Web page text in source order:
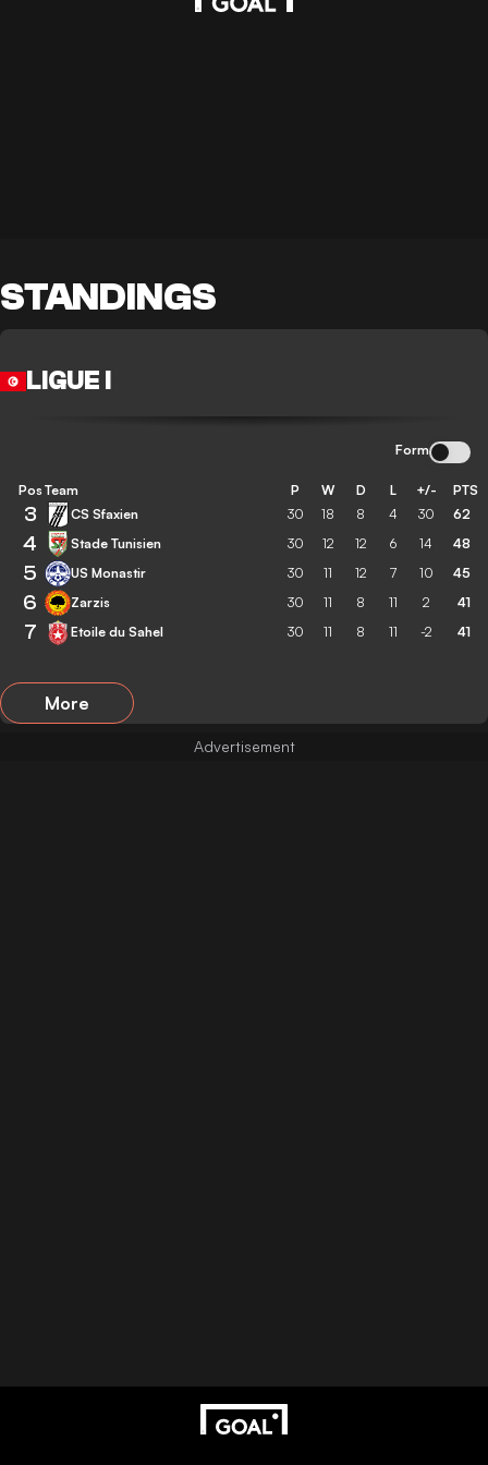
STANDINGS
LIGUE I
Form
Pos Team P W D L +/- PTS
3 CS Sfaxien 30 18 8 4 30 62
4 Stade Tunisien 30 12 12 6 14 48
5 US Monastir 30 11 12 7 10 45
6 Zarzis 30 11 8 11 2 41
7 Etoile du Sahel 30 11 8 11 -2 41
More